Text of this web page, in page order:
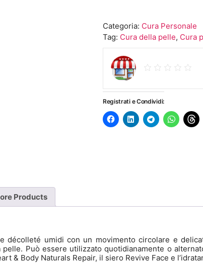
Categoria: Cura Personale
Tag: Cura della pelle, Cura
Registrati e Condividi:
Products
décolleté umidi con un movimento circolare e
Può essere utilizzato quotidianamente o
& Body Naturals Repair, il siero Revive Face e